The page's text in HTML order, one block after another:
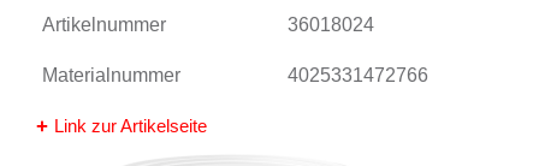
Artikelnummer 36018024
Materialnummer 4025331472766
Link zur Artikelseite